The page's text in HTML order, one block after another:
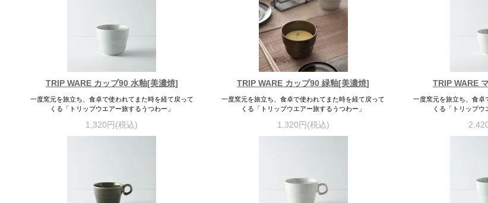
TRIP WARE カップ90 水釉[美濃焼]
一度窯元を旅立ち、食卓で使われてまた時を経て戻って
くる「トリップウエアー旅するうつわー」
1,320円(税込)
TRIP WARE カップ90 緑釉[美濃焼]
一度窯元を旅立ち、食卓で使われてまた時を経て戻って
くる「トリップウエアー旅するうつわー」
1,320円(税込)
TRIP WARE
一度窯元を旅立ち、食卓
くる「トリップウ